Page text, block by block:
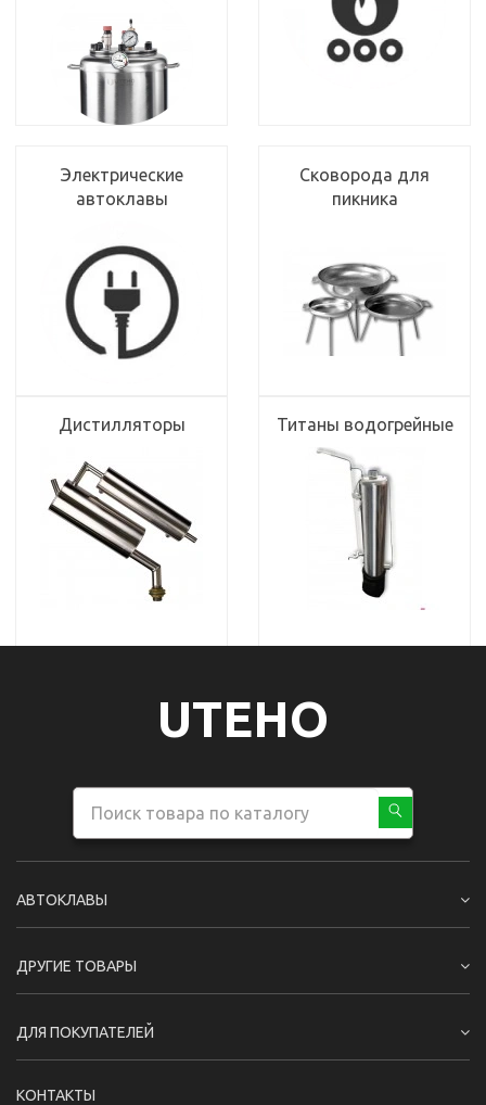
Электрические
автоклавы
Сковорода для
пикника
Дистилляторы Титаны водогрейные
UTEHO
АВТОКЛАВЫ
ДРУГИЕ ТОВАРЫ
ДЛЯ ПОКУПАТЕЛЕЙ
КОНТАКТЫ